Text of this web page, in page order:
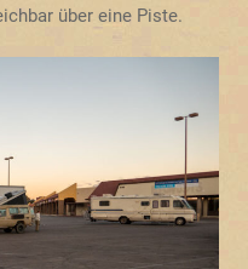
über eine Piste.